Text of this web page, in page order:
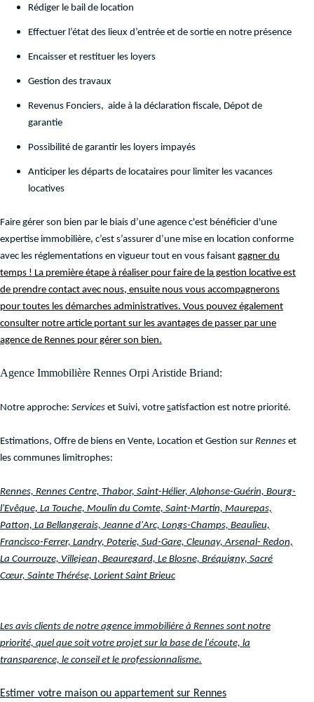
Rédiger le bail de location
Effectuer l’état des lieux d’entrée et de sortie en notre présence
Encaisser et restituer les loyers
Gestion des travaux
Revenus Fonciers, aide à la déclaration fiscale, Dépot de
garantie
Possibilité de garantir les loyers impayés
Anticiper les départs de locataires pour limiter les vacances
locatives
Faire gérer son bien par le biais d’une agence c'est bénéficier d'une
expertise immobilière, c’est s’assurer d’une mise en location conforme
avec les réglementations en vigueur tout en vous faisant gagner du
temps ! La première étape à réaliser pour faire de la gestion locative est
de prendre contact avec nous, ensuite nous vous accompagnerons
pour toutes les démarches administratives. Vous pouvez également
consulter notre article portant sur les avantages de passer par une
agence de Rennes pour gérer son bien.
Agence Immobilière Rennes Orpi Aristide Briand:
Notre approche: Services et Suivi, votre satisfaction est notre priorité.
Estimations, Offre de biens en Vente, Location et Gestion sur Rennes et
les communes limitrophes:
Rennes, Rennes Centre, Thabor, Saint-Hélier, Alphonse-Guérin, Bourg-
l'Evêque, La Touche, Moulin du Comte, Saint-Martin, Maurepas,
Patton, La Bellangerais, Jeanne d'Arc, Longs-Champs, Beaulieu,
Francisco-Ferrer, Landry, Poterie, Sud-Gare, Cleunay, Arsenal- Redon,
La Courrouze, Villejean, Beauregard, Le Blosne, Bréquigny, Sacré
Cœur, Sainte Thérése, Lorient Saint Brieuc
Les avis clients de notre agence immobilière à Rennes sont notre
priorité, quel que soit votre projet sur la base de l'écoute, la
transparence, le conseil et le professionnalisme.
Estimer votre maison ou appartement sur Rennes